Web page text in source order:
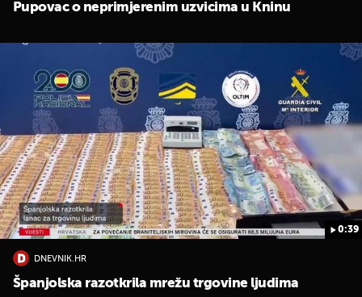
Pupovac o neprimjerenim uzvicima u Kninu
0:39
DNEVNIK.HR
Španjolska razotkrila mrežu trgovine ljudima